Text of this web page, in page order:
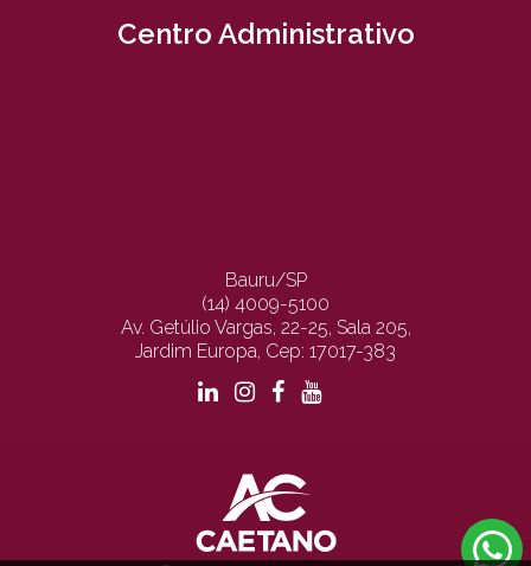
Centro Administrativo
Bauru/SP
(14) 4009-5100
Av. Getúlio Vargas, 22-25, Sala 205,
Jardim Europa, Cep: 17017-383